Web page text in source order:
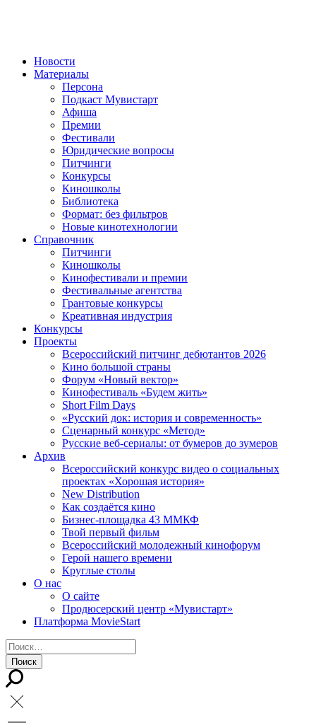
Новости
Материалы
Персона
Подкаст Мувистарт
Афиша
Премии
Фестивали
Юридические вопросы
Питчинги
Конкурсы
Киношколы
Библиотека
Формат: без фильтров
Новые кинотехнологии
Справочник
Питчинги
Киношколы
Кинофестивали и премии
Фестивальные агентства
Грантовые конкурсы
Креативная индустрия
Конкурсы
Проекты
Всероссийский питчинг дебютантов 2026
Кино большой страны
Форум «Новый вектор»
Кинофестиваль «Будем жить»
Short Film Days
«Русский док: история и современность»
Сценарный конкурс «Метод»
Русские веб-сериалы: от бумеров до зумеров
Архив
Всероссийский конкурс видео о социальных
проектах «Хорошая история»
New Distribution
Как создаётся кино
Бизнес-площадка 43 ММКФ
Твой первый фильм
Всероссийский молодежный кинофорум
Герой нашего времени
Круглые столы
О нас
О сайте
Продюсерский центр «Мувистарт»
Платформа MovieStart